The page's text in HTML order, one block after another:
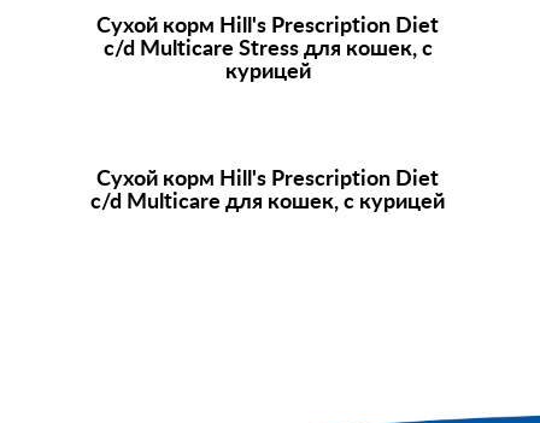
Сухой корм Hill's Prescription Diet
c/d Multicare Stress для кошек, с
курицей
Сухой корм Hill's Prescription Diet
c/d Multicare для кошек, с курицей